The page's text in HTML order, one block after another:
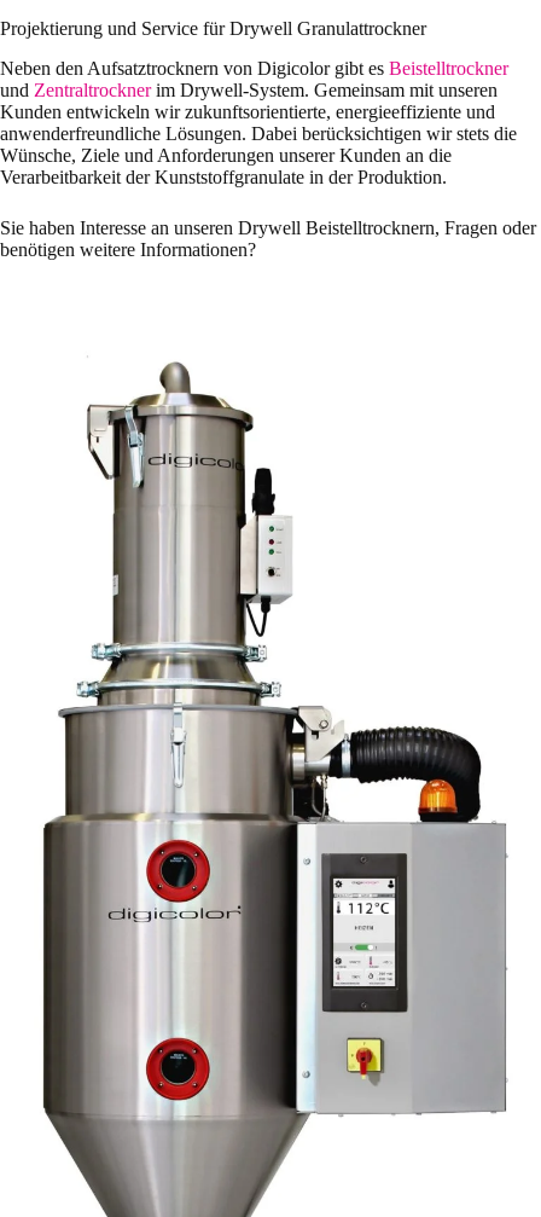
Projektierung und Service für Drywell Granulattrockner
Neben den Aufsatztrocknern von Digicolor gibt es Beistelltrockner
und Zentraltrocknerim Drywell-System. Gemeinsam mit unseren
Kunden entwickeln wir zukunftsorientierte, energieeffiziente und
anwenderfreundliche Lösungen. Dabei berücksichtigen wir stets die
Wünsche, Ziele und Anforderungen unserer Kunden an die
Verarbeitbarkeit der Kunststoffgranulate in der Produktion.
Sie haben Interesse an unseren Drywell Beistelltrocknern, Fragen oder
benötigen weitere Informationen?